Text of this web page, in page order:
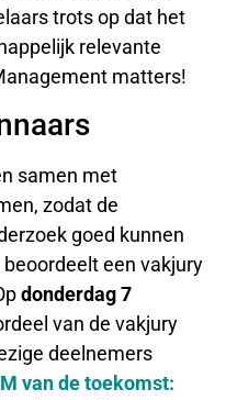
trots op dat het
relevante
matters!
samen met
zodat de
goed kunnen
een vakjury
donderdag 7
van de vakjury
deelnemers
van de toekomst: